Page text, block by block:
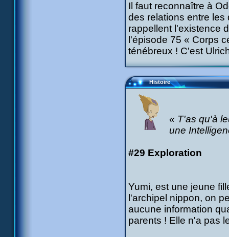
Il faut reconnaître à
des relations entre
rappellent l'existence
l'épisode 75 « Corps
ténébreux ! C'est
Histoire
« T'as qu'à
une
#29 Exploration
Yumi, est une jeune
l'archipel nippon, on
aucune information
parents ! Elle n'a pas